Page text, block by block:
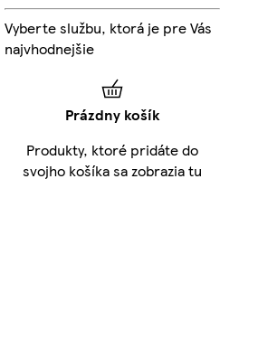
Vyberte službu, ktorá je pre Vás
najvhodnejšie
Prázdny košík
Produkty, ktoré pridáte do
svojho košíka sa zobrazia tu